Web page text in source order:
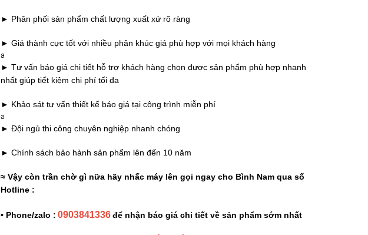
► Phân phối sản phẩm chất lượng xuất xứ rõ ràng
► Giá thành cực tốt với nhiều phân khúc giá phù hợp với mọi khách hàng
a
► Tư vấn báo giá chi tiết hỗ trợ khách hàng chọn được sản phẩm phù hợp nhanh
nhất giúp tiết kiệm chi phí tối đa
► Khảo sát tư vấn thiết kế báo giá tại công trình miễn phí
a
► Đội ngủ thi công chuyên nghiệp nhanh chóng
► Chính sách bảo hành sản phẩm lên đến 10 năm
≈ Vậy còn trần chờ gì nữa hãy nhấc máy lên gọi ngay cho Bình Nam qua số
Hotline :
• Phone/zalo : 0903841336 để nhận báo giá chi tiết về sản phẩm sớm nhất